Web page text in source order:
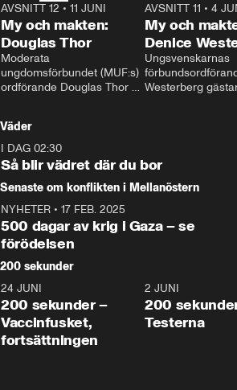
26:27
AVSNITT 12 • 11 JUNI
My och makten:
Douglas Thor
Moderata
ungdomsförbundet (MUF:s)
ordförande Douglas Thor
tonårsutvisningarna och hur
Moderaterna ska locka
väljare till valet i höst.
AVSNITT 11 •4
My och
Denice
Ungsvenskarnas
Westerberg
Väder
I DAG 02:30
Så blir vädret där du bor
Senaste om konflikten i Mellanöstern
NYHETER • 17 FEB. 2025
500 dagar av krig i Gaza – se
förödelsen
200 sekunder
5:00
24 JUNI
200 sekunder –
Vaccinfusket,
fortsättningen
2 JUNI
200
Testerna